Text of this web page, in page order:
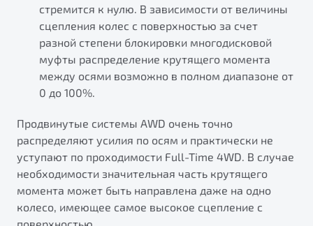
стремится к нулю. В зависимости от величины
сцепления колес с поверхностью за счет
разной степени блокировки многодисковой
муфты распределение крутящего момента
между осями возможно в полном диапазоне от
0 до 100%.
Продвинутые системы AWD очень точно
распределяют усилия по осям и практически не
уступают по проходимости Full-Time 4WD. В случае
необходимости значительная часть крутящего
момента может быть направлена даже на одно
колесо, имеющее самое высокое сцепление с